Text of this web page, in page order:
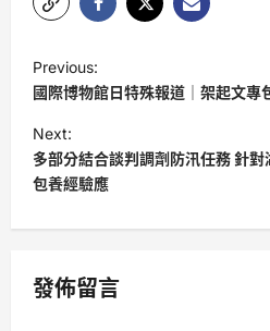
o
s
t
n
a
i
Previous:
國際博物館日特殊報道｜架起文專
Next:
多部分結合談判調劑防汛任務 針
包養經驗應
發佈留言